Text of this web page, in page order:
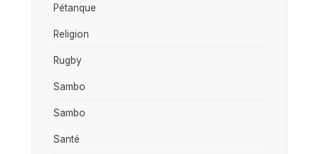
Pétanque
Religion
Rugby
Sambo
Sambo
Santé